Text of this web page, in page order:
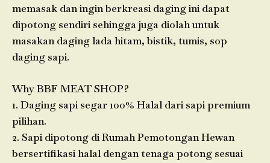
memasak dan ingin berkreasi daging ini dapat
dipotong sendiri sehingga juga diolah untuk
masakan daging lada hitam, bistik, tumis, sop
daging sapi.
Why BBF MEAT SHOP?
1. Daging sapi segar 100% Halal dari sapi premium
pilihan.
2. Sapi dipotong di Rumah Pemotongan Hewan
bersertifikasi halal dengan tenaga potong sesuai